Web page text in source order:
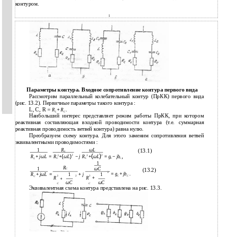
контуром.
1
Параметры контура. Входное сопротивление контура первого вида
Рассмотрим параллельный колебательный контур (ПрКК) первого вида
(рис. 13.2). Первичные параметры такого контура :
L, C, R = RL +RC.
Наибольший интерес представляет режим работы ПрКК, при котором
реактивная составляющая входной проводимости контура (т.е. суммарная
реактивная проводимость ветвей контура) равна нулю.
Преобразуем схему контура. Для этого заменим сопротивления ветвей
эквивалентными проводимостями :
1
=
RL
− j
ωL
= gL− jbL
RL+jωL RL
2+(ωL)2 RL
2+(ωL)2
1 RC
1
= + j
ωC
= gC+jbC.
RC+jωL
R 2 1 2 R 2 +
1 2
C
+
C
ωC ωC
(13.1)
(13.2)
Эквивалентная схема контура представлена на рис. 13.3.